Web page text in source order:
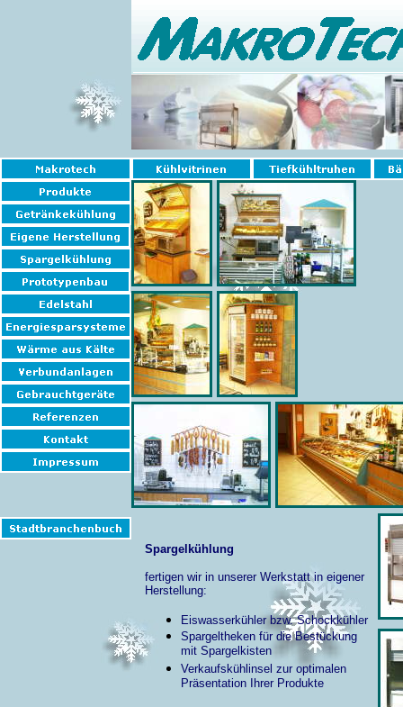
Spargelkühlung
fertigen wir in unserer Werkstatt in eigener
Herstellung:
Eiswasserkühler bzw. Schockkühler
Spargeltheken für die Bestückung
mit Spargelkisten
Verkaufskühlinsel zur optimalen
Präsentation Ihrer Produkte